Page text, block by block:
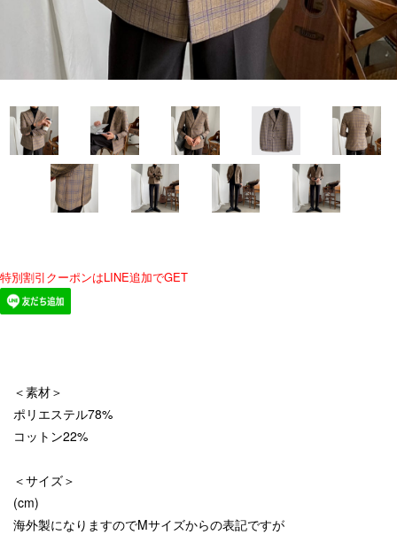
特別割引クーポンはLINE追加でGET
＜素材＞
ポリエステル78%
コットン22%
＜サイズ＞
(cm)
海外製になりますのでMサイズからの表記ですが